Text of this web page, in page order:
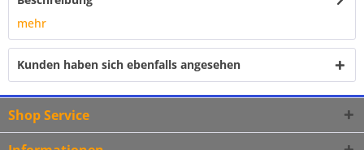
mehr
Kunden haben sich ebenfalls angesehen
Shop Service